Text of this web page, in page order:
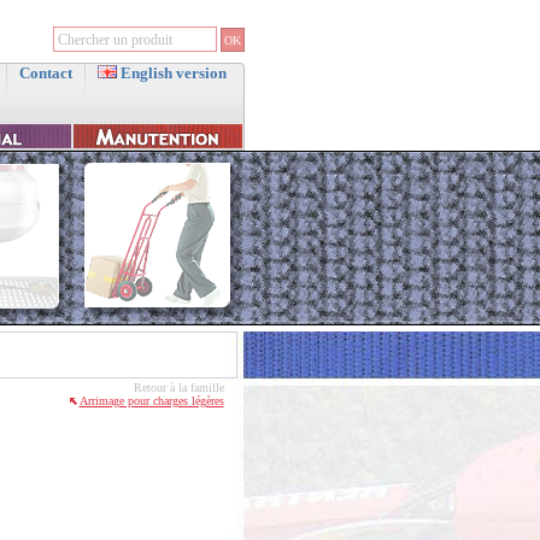
Contact English version
Retour à la famille
Arrimage pour charges légères